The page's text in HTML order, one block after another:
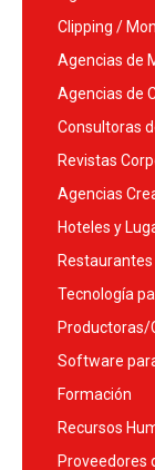
Clipping /
Agencias de
Agencias de
Consultoras
Revistas
Agencias
Hoteles y
Tecnología
Productoras/
Software
Formación
Recursos
Proveedores